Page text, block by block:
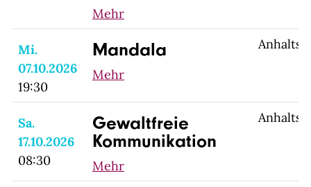
Mehr
Mi.
07.10.2026
19:30
Mandala
Mehr
Sa.
17.10.2026
08:30
Gewaltfreie
Kommunikation
Mehr